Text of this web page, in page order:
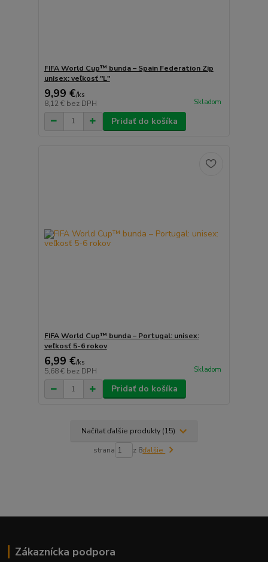
FIFA World Cup™ bunda – Spain Federation Zip
unisex: veľkosť "L"
9,99 €/ks
8,12 € bez DPH Skladom
Pridať do košíka
FIFA World Cup™ bunda – Portugal: unisex:
veľkosť 5-6 rokov
6,99 €/ks
5,68 € bez DPH Skladom
Pridať do košíka
Načítať ďalšie produkty (15)
strana z 8ďalšie
Zákaznícka podpora